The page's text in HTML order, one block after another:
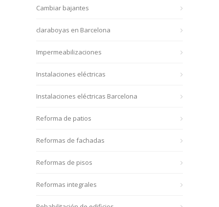
Cambiar bajantes
claraboyas en Barcelona
Impermeabilizaciones
Instalaciones eléctricas
Instalaciones eléctricas Barcelona
Reforma de patios
Reformas de fachadas
Reformas de pisos
Reformas integrales